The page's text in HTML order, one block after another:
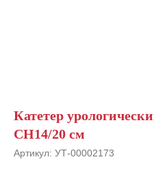
Катетер
СН14/20 см
Артикул: УТ-00002173